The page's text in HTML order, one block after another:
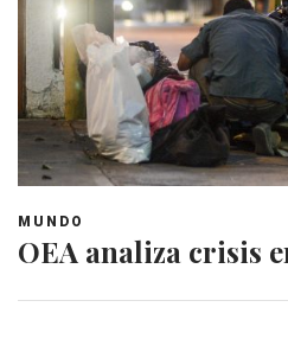
MUNDO
OEA analiza crisis